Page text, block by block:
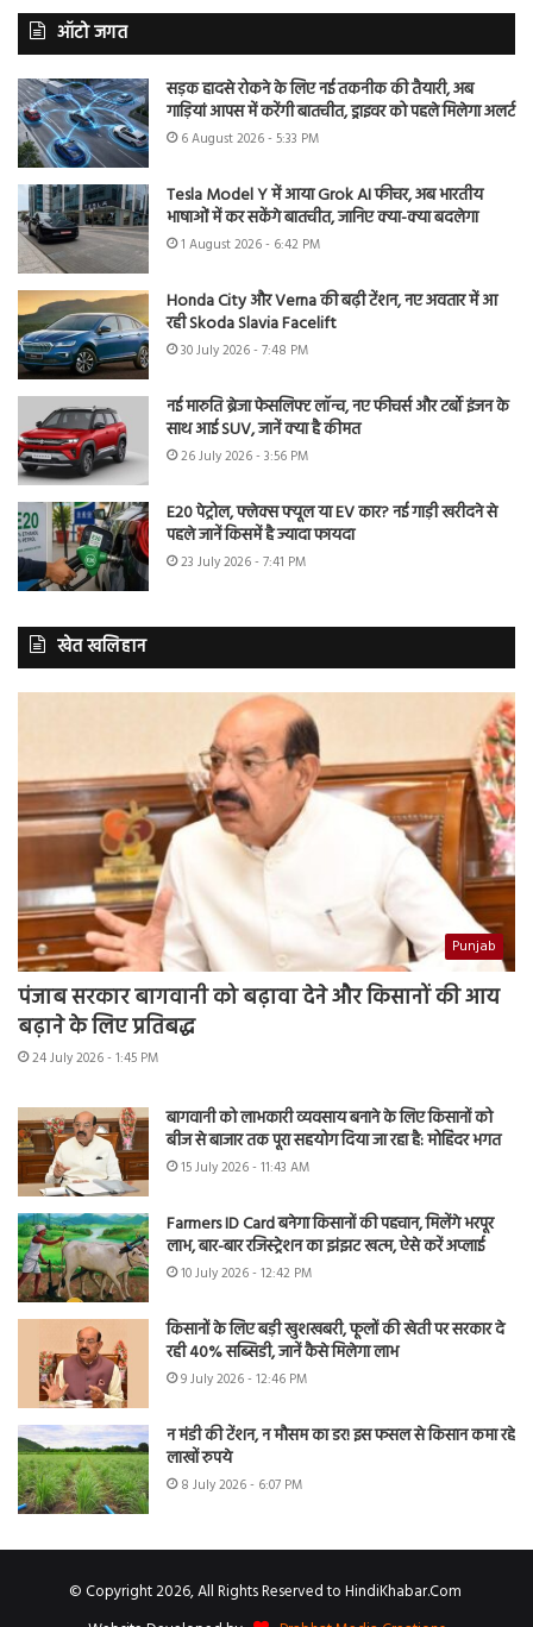
ऑटो जगत
सड़क हादसे रोकने के लिए नई तकनीक की तैयारी, अब
गाड़ियां आपस में करेंगी बातचीत, ड्राइवर को पहले मिलेगा अलर्ट
6 August 2026 - 5:33 PM
Tesla Model Y में आया Grok AI फीचर, अब भारतीय
भाषाओं में कर सकेंगे बातचीत, जानिए क्या-क्या बदलेगा
1 August 2026 - 6:42 PM
Honda City और Verna की बढ़ी टेंशन, नए अवतार में आ
रही Skoda Slavia Facelift
30 July 2026 - 7:48 PM
नई मारुति ब्रेजा फेसलिफ्ट लॉन्च, नए फीचर्स और टर्बो इंजन के
साथ आई SUV, जानें क्या है कीमत
26 July 2026 - 3:56 PM
E20 पेट्रोल, फ्लेक्स फ्यूल या EV कार? नई गाड़ी खरीदने से
पहले जानें किसमें है ज्यादा फायदा
23 July 2026 - 7:41 PM
खेत खलिहान
Punjab
पंजाब सरकार बागवानी को बढ़ावा देने और किसानों की आय
बढ़ाने के लिए प्रतिबद्ध
24 July 2026 - 1:45 PM
बागवानी को लाभकारी व्यवसाय बनाने के लिए किसानों को
बीज से बाजार तक पूरा सहयोग दिया जा रहा है: मोहिंदर भगत
15 July 2026 - 11:43 AM
Farmers ID Card बनेगा किसानों की पहचान, मिलेंगे भरपूर
लाभ, बार-बार रजिस्ट्रेशन का झंझट खत्म, ऐसे करें अप्लाई
10 July 2026 - 12:42 PM
किसानों के लिए बड़ी खुशखबरी, फूलों की खेती पर सरकार दे
रही 40% सब्सिडी, जानें कैसे मिलेगा लाभ
9 July 2026 - 12:46 PM
न मंडी की टेंशन, न मौसम का डर! इस फसल से किसान कमा रहे
लाखों रुपये
8 July 2026 - 6:07 PM
© Copyright 2026, All Rights Reserved to HindiKhabar.Com